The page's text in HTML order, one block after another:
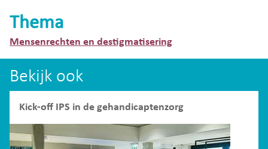
Thema
Mensenrechten en destigmatisering
Bekijk ook
Kick-off IPS in de gehandicaptenzorg